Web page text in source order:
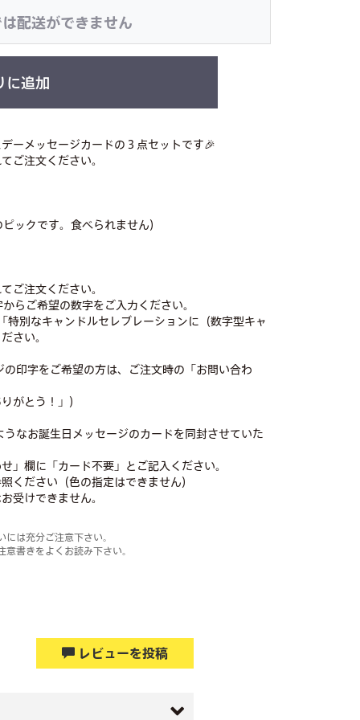
配送ができません
に追加
ーメッセージカードの３点セットです🎉
ご注文ください。
ックです。食べられません）
ご注文ください。
らご希望の数字をご入力ください。
別なキャンドルセレブレーションに（数字型キャ
さい。
印字をご希望の方は、ご注文時の「お問い合わ
がとう！」）
なお誕生日メッセージのカードを同封させていた
欄に「カード不要」とご記入ください。
ださい（色の指定はできません）
受けできません。
は充分ご注意下さい。
書きをよくお読み下さい。
レビューを投稿